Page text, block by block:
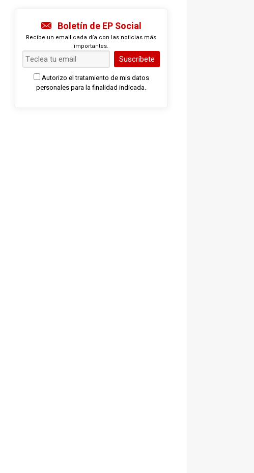
Boletín de EP Social
Recibe un email cada día con las noticias más
importantes.
Suscríbete
Autorizo el tratamiento de mis datos
personales para la finalidad indicada.